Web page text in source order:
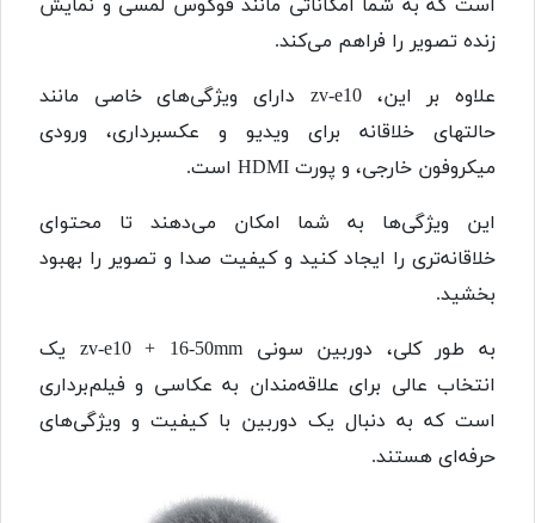
است که به شما امکاناتی مانند فوکوس لمسی و نمایش
زنده تصویر را فراهم می‌کند.
علاوه بر این، zv-e10 دارای ویژگی‌های خاصی مانند
حالتهای خلاقانه برای ویدیو و عکسبرداری، ورودی
میکروفون خارجی، و پورت HDMI است.
این ویژگی‌ها به شما امکان می‌دهند تا محتوای
خلاقانه‌تری را ایجاد کنید و کیفیت صدا و تصویر را بهبود
بخشید.
به طور کلی، دوربین سونی zv-e10 + 16-50mm یک
انتخاب عالی برای علاقه‌مندان به عکاسی و فیلم‌برداری
است که به دنبال یک دوربین با کیفیت و ویژگی‌های
حرفه‌ای هستند.